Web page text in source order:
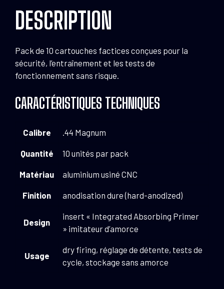
(x10)
DESCRIPTION
Pack de 10 cartouches factices conçues pour la
sécurité, l’entraînement et les tests de
fonctionnement sans risque.
CARACTÉRISTIQUES TECHNIQUES
Calibre .44 Magnum
Quantité 10 unités par pack
Matériau aluminium usiné CNC
Finition anodisation dure (hard-anodized)
Design
insert « Integrated Absorbing Primer
» imitateur d’amorce
Usage
dry firing, réglage de détente, tests de
cycle, stockage sans amorce